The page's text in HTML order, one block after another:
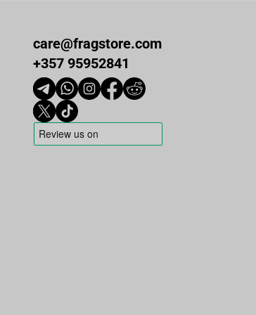
care@fragstore.com
+357 95952841